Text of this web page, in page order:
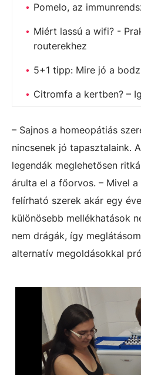
Pomelo, az
Miért lassú a wifi? -
routerekhez
5+1 tipp: Mire jó a
Citromfa a kertben? –
– Sajnos a homeopátiás
nincsenek jó tapasztalaink.
legendák meglehetősen
árulta el a főorvos. – Mivel
felírható szerek akár egy
különösebb mellékhatások
nem drágák, így
alternatív megoldásokkal